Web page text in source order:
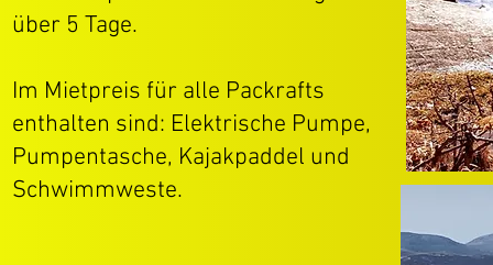
über 5 Tage.
Im Mietpreis für alle Packrafts
enthalten sind: Elektrische Pumpe,
Pumpentasche, Kajakpaddel und
Schwimmweste.